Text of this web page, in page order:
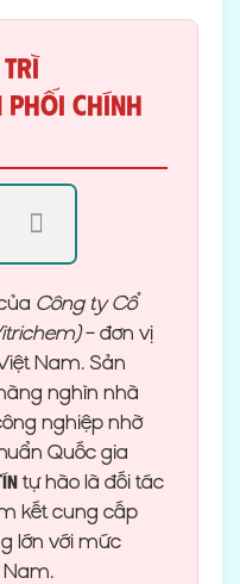
Trì
Phối Chính
Công ty Cổ
– đơn vị
Nam. Sản
nghìn nhà
nghiệp nhờ
Quốc gia
tự hào là đối tác
kết cung cấp
lớn với mức